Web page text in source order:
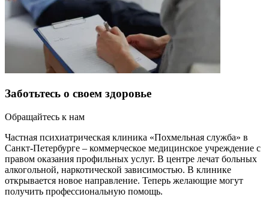
Заботьтесь о своем здоровье
Обращайтесь к нам
Частная психиатрическая клиника «Похмельная служба» в
Санкт-Петербурге – коммерческое медицинское учреждение с
правом оказания профильных услуг. В центре лечат больных
алкогольной, наркотической зависимостью. В клинике
открывается новое направление. Теперь желающие могут
получить профессиональную помощь.